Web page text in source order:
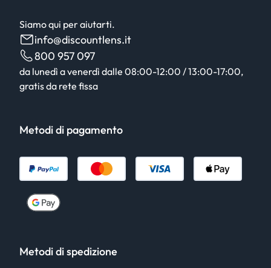
Siamo qui per aiutarti.
info@discountlens.it
800 957 097
da lunedì a venerdì dalle 08:00-12:00 / 13:00-17:00,
gratis da rete fissa
Metodi di pagamento
Metodi di spedizione